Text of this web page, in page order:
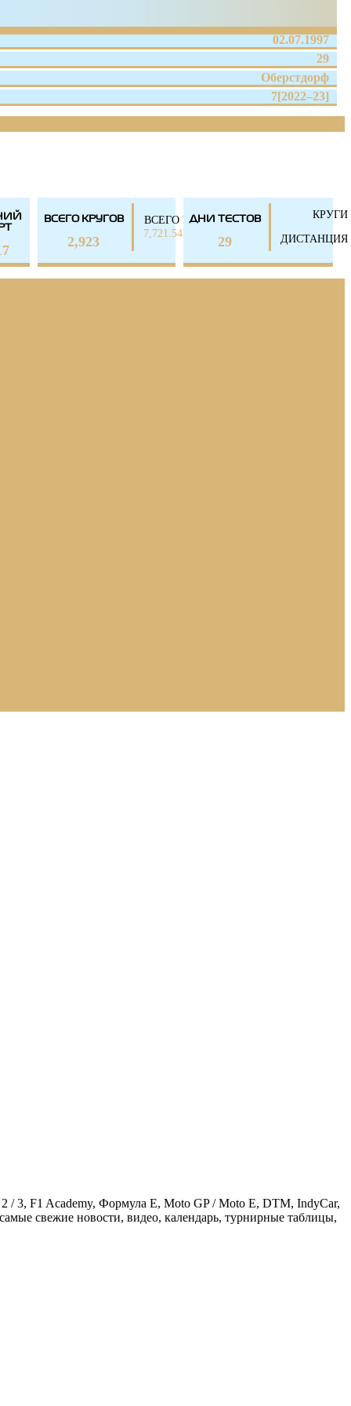
02.07.1997
29
Оберстдорф
7[2022–23]
ВСЕГО КРУГОВ
2,923
ВСЕГО КМ
7,721.54KM
ДНИ ТЕСТОВ
29
КРУГИ
ДИСТАНЦИЯ
/ 3, F1 Academy, Формула Е, Moto GP / Moto E, DTM, IndyCar,
свежие новости, видео, календарь, турнирные таблицы,